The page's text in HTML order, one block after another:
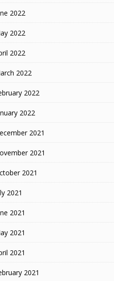
2022
2022
2022
2022
2022
2022
2021
2021
2021
2021
2021
2021
2021
2021